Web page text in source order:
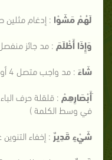
لَهُمْ مَشَوْا : إدغام مثلين
وَإِذَا أَظْلَمَ : مد جائز منفصل 2 أو 4 أو 6
شَاءَ : مد واجب متصل 4 أو 5 حركات
َأَبْصَارِهِمْ : قلقلة حرف
في وسط الكلمة )
شَيْءٍ قَدِيرٌ : إخفاء